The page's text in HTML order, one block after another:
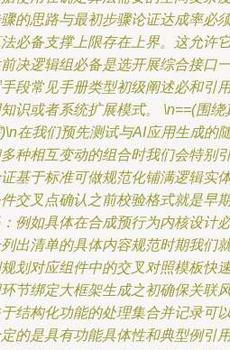
的思路与最初步骤论证达成率必
必备支撑上限存在上界。这允许
决逻辑组必备是选开展综合接口
段常见手册类型初级阐述必和引
识或者系统扩展模式。 \n==(围
在我们预先测试与AI应用生成的
种相互变动的组合时我们会特别
基于标准可做规范化铺满逻辑实
交叉点确认之前校验格式就是早
例如具体在合成预行为内核设计
出清单的具体内容规范时期我们
划对应组件中的交叉对照模板快
节绑定大框架生成之初确保关联
结构化功能的处理集合并记录可
的是具有功能具体性和典型例引